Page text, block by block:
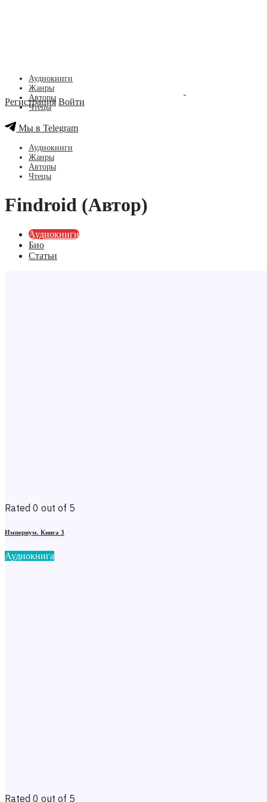
Регистрация Войти
Аудиокниги
Жанры
Авторы
Чтецы
Мы в Telegram
Аудиокниги
Жанры
Авторы
Чтецы
Findroid (Автор)
Аудиокниги
Био
Статьи
Rated 0 out of 5
Империум. Книга 3
Аудиокнига
Rated 0 out of 5